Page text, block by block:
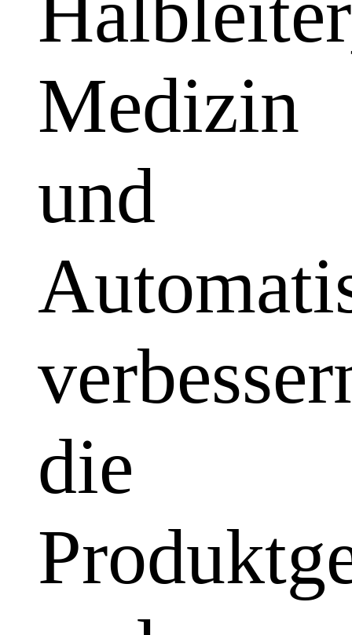
Medizin
und
die